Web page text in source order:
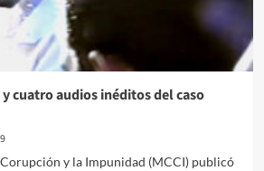
cuatro audios inéditos del caso
y la Impunidad (MCCI) publicó